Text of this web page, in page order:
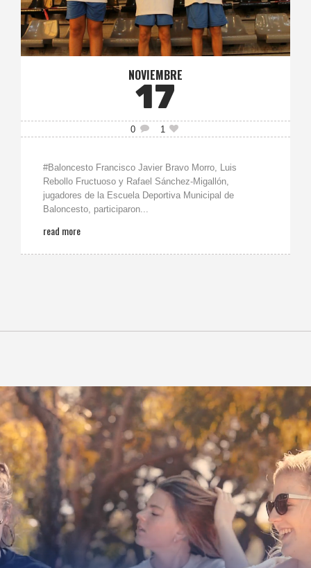
NOVIEMBRE
17
0 1
#Baloncesto Francisco Javier Bravo Morro, Luis
Rebollo Fructuoso y Rafael Sánchez-Migallón,
jugadores de la Escuela Deportiva Municipal de
Baloncesto, participaron...
read more